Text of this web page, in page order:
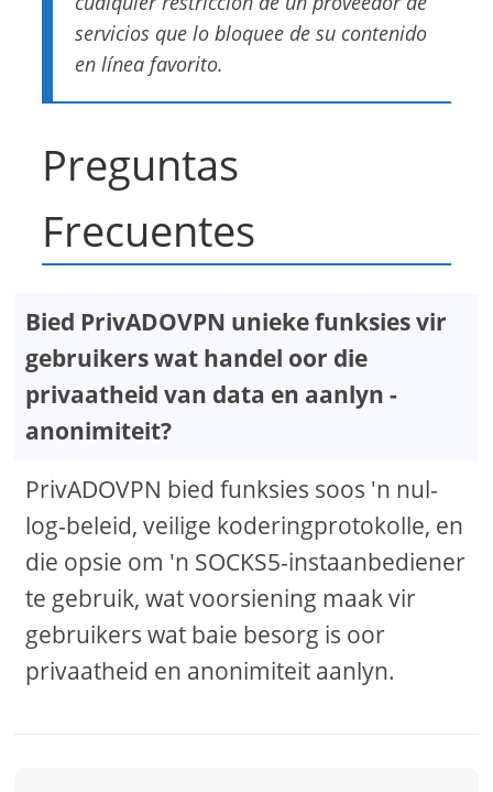
servicios que lo bloquee de su contenido
en línea favorito.
Preguntas
Frecuentes
Bied PrivADOVPN unieke funksies vir
gebruikers wat handel oor die
privaatheid van data en aanlyn -
anonimiteit?
PrivADOVPN bied funksies soos 'n nul-
log-beleid, veilige koderingprotokolle, en
die opsie om 'n SOCKS5-instaanbediener
te gebruik, wat voorsiening maak vir
gebruikers wat baie besorg is oor
privaatheid en anonimiteit aanlyn.